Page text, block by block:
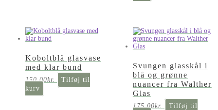
Koboltblå glasvase
med klar bund
150,00kr.
Tilføj til
kurv
Svungen glasskål i
blå og grønne
nuancer fra Walther
Glas
175,00kr.
Tilføj til